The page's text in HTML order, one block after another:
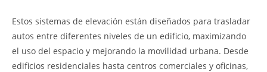
Estos sistemas de elevación están diseñados para trasladar
autos entre diferentes niveles de un edificio, maximizando
el uso del espacio y mejorando la movilidad urbana. Desde
edificios residenciales hasta centros comerciales y oficinas,